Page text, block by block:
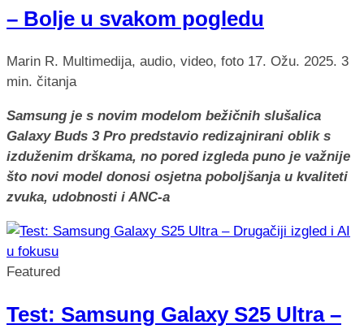
– Bolje u svakom pogledu
Marin R. Multimedija, audio, video, foto 17. Ožu. 2025. 3
min. čitanja
Samsung je s novim modelom bežičnih slušalica
Galaxy Buds 3 Pro predstavio redizajnirani oblik s
izduženim drškama, no pored izgleda puno je važnije
što novi model donosi osjetna poboljšanja u kvaliteti
zvuka, udobnosti i ANC-a
Featured
Test: Samsung Galaxy S25 Ultra –